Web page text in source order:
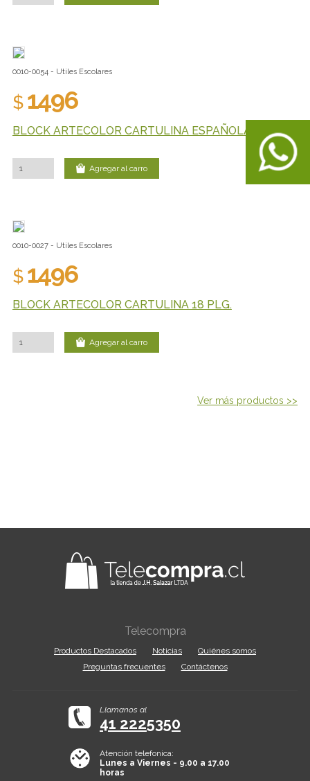
0010-0054 - Utiles Escolares
$1496
BLOCK ARTECOLOR CARTULINA ESPAÑOLA 10 HJ
Agregar al carro
0010-0027 - Utiles Escolares
$1496
BLOCK ARTECOLOR CARTULINA 18 PLG.
Agregar al carro
Ver más productos >>
Telecompra
Productos Destacados Noticias
Quiénes somos
Preguntas frecuentes
Contáctenos
Llamanos al
41 2225350
Atención telefonica:
Lunes a Viernes - 9.00 a 17.00
horas